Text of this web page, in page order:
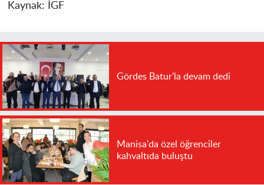
Kaynak: İGF
Gördes Batur'la devam dedi
Manisa'da özel öğrenciler
kahvaltıda buluştu